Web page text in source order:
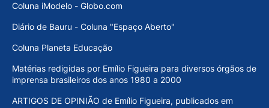
Coluna iModelo - Globo.com
Diário de Bauru - Coluna "Espaço Aberto"
Coluna Planeta Educação
Matérias redigidas por Emílio Figueira para diversos órgãos de
imprensa brasileiros dos anos 1980 a 2000
ARTIGOS DE OPINIÃO de Emílio Figueira, publicados em